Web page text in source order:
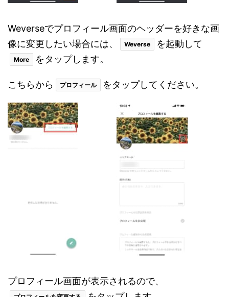
Weverseでプロフィール画面のヘッダーを好きな画
像に変更したい場合には、
Weverse を起動して
More をタップします。
こちらから プロフィール をタップしてください。
プロフィール画面が表示されるので、